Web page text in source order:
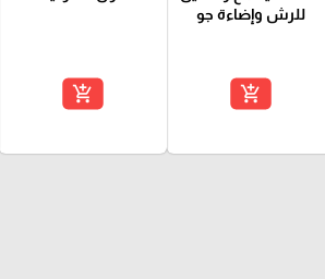
للرش وإضاءة جو
add_shopping_cart
add_shopping_cart